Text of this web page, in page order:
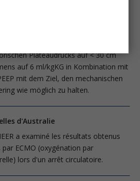
mit extrakorporaler
zwischen Skylla
(Volutrauma)?
Beatmung beruht auf der
Plateaudrucks auf < 30 cm
auf 6 ml/kgKG in Kombination mit
mit dem Ziel, den mechanischen
wie möglich zu halten.
d'Australie
a examiné les résultats obtenus
ECMO (oxygénation par
lors d'un arrêt circulatoire.